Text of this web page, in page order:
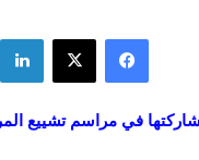
فيسبوك ‫X
في مراسم تشييع